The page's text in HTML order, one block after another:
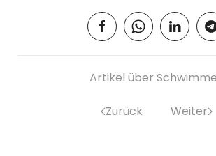
Artikel über
Zurück Weiter